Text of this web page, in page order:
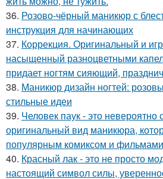
36. Розово-чёрный маникюр с
инструкция для начинающих
37. Коррекция. Оригинальный и
насыщенный разноцветными
придает ногтям сияющий,
38. Маникюр дизайн ногтей:
стильные идеи
39. Человек паук - это невероятно
оригинальный вид маникюра,
популярным комиксом и фильмами
40. Красный лак - это не просто
настоящий символ силы,